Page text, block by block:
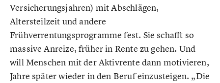
Versicherungsjahren) mit Abschlägen,
Altersteilzeit und andere
Frühverrentungsprogramme fest. Sie schafft so
massive Anreize, früher in Rente zu gehen. Und
will Menschen mit der Aktivrente dann motivieren,
Jahre später wieder in den Beruf einzusteigen. „Die